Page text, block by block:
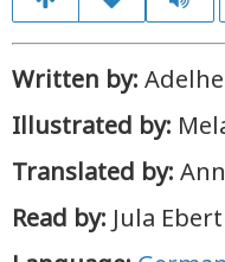
Written by:
Illustrated by:
Translated by:
Read by: Jula